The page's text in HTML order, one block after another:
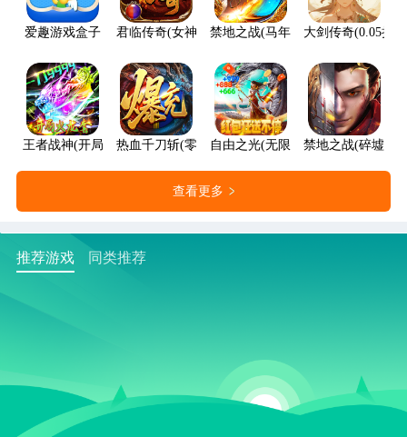
爱趣游戏盒子 君临传奇(女神传奇福利版)禁地之战(马年火龙神器)大剑传奇(0.05折
王者战神(开局火龙套)热血千刀斩(零氪送赞爆充)自由之光(无限红包免费版)
禁地之战(碎墟诸
查看更多
推荐游戏 同类推荐